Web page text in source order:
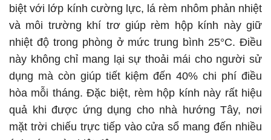
biệt với lớp kính cường lực, lá rèm nhôm phản nhiệt
và môi trường khí trơ giúp rèm hộp kính này giữ
nhiệt độ trong phòng ở mức trung bình 25°C. Điều
này không chỉ mang lại sự thoải mái cho người sử
dụng mà còn giúp tiết kiệm đến 40% chi phí điều
hòa mỗi tháng. Đặc biệt, rèm hộp kính này rất hiệu
quả khi được ứng dụng cho nhà hướng Tây, nơi
mặt trời chiếu trực tiếp vào cửa sổ mang đến nhiều